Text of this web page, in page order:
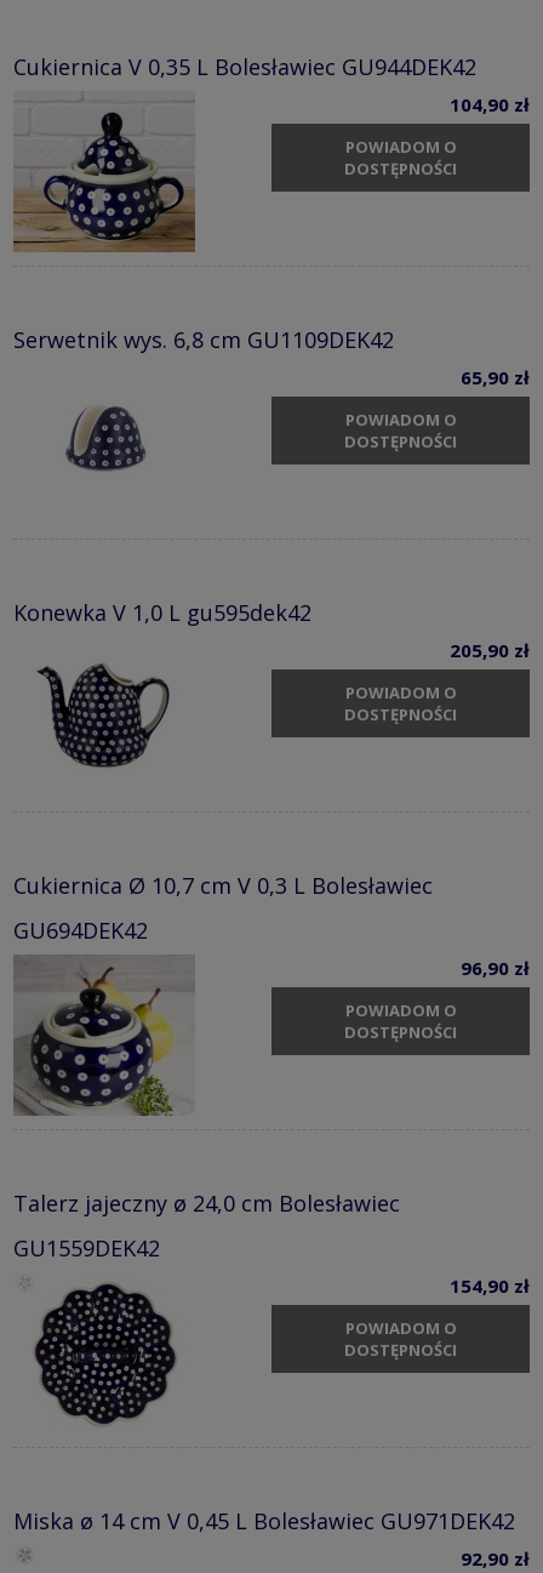
Cukiernica V 0,35 L Bolesławiec GU944DEK42
104,90 zł
POWIADOM O
DOSTĘPNOŚCI
Serwetnik wys. 6,8 cm GU1109DEK42
65,90 zł
POWIADOM O
DOSTĘPNOŚCI
Konewka V 1,0 L gu595dek42
205,90 zł
POWIADOM O
DOSTĘPNOŚCI
Cukiernica Ø 10,7 cm V 0,3 L Bolesławiec
GU694DEK42
96,90 zł
POWIADOM O
DOSTĘPNOŚCI
Talerz jajeczny ø 24,0 cm Bolesławiec
GU1559DEK42
154,90 zł
POWIADOM O
DOSTĘPNOŚCI
Miska ø 14 cm V 0,45 L Bolesławiec GU971DEK42
92,90 zł